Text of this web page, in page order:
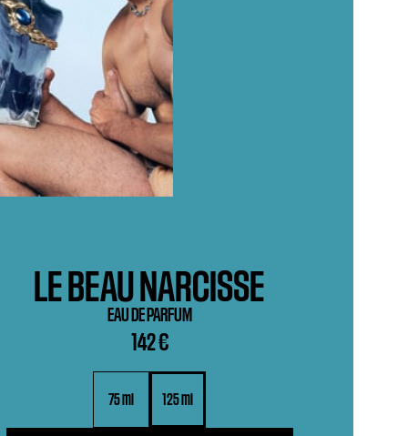
LE BEAU NARCISSE
EAU DE PARFUM
142 €
75 ml 125 ml